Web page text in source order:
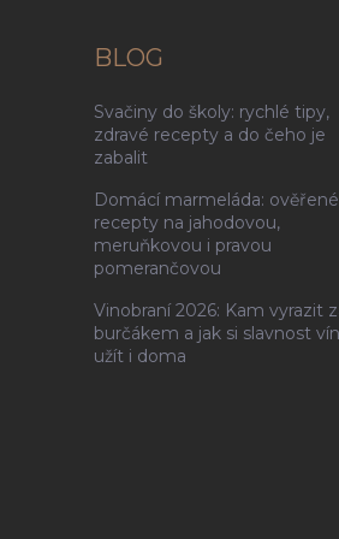
BLOG
Svačiny do školy: rychlé tipy,
zdravé recepty a do čeho je
zabalit
Domácí marmeláda: ověřené
recepty na jahodovou,
meruňkovou i pravou
pomerančovou
Vinobraní 2026: Kam vyrazit
burčákem a jak si slavnost
užít i doma